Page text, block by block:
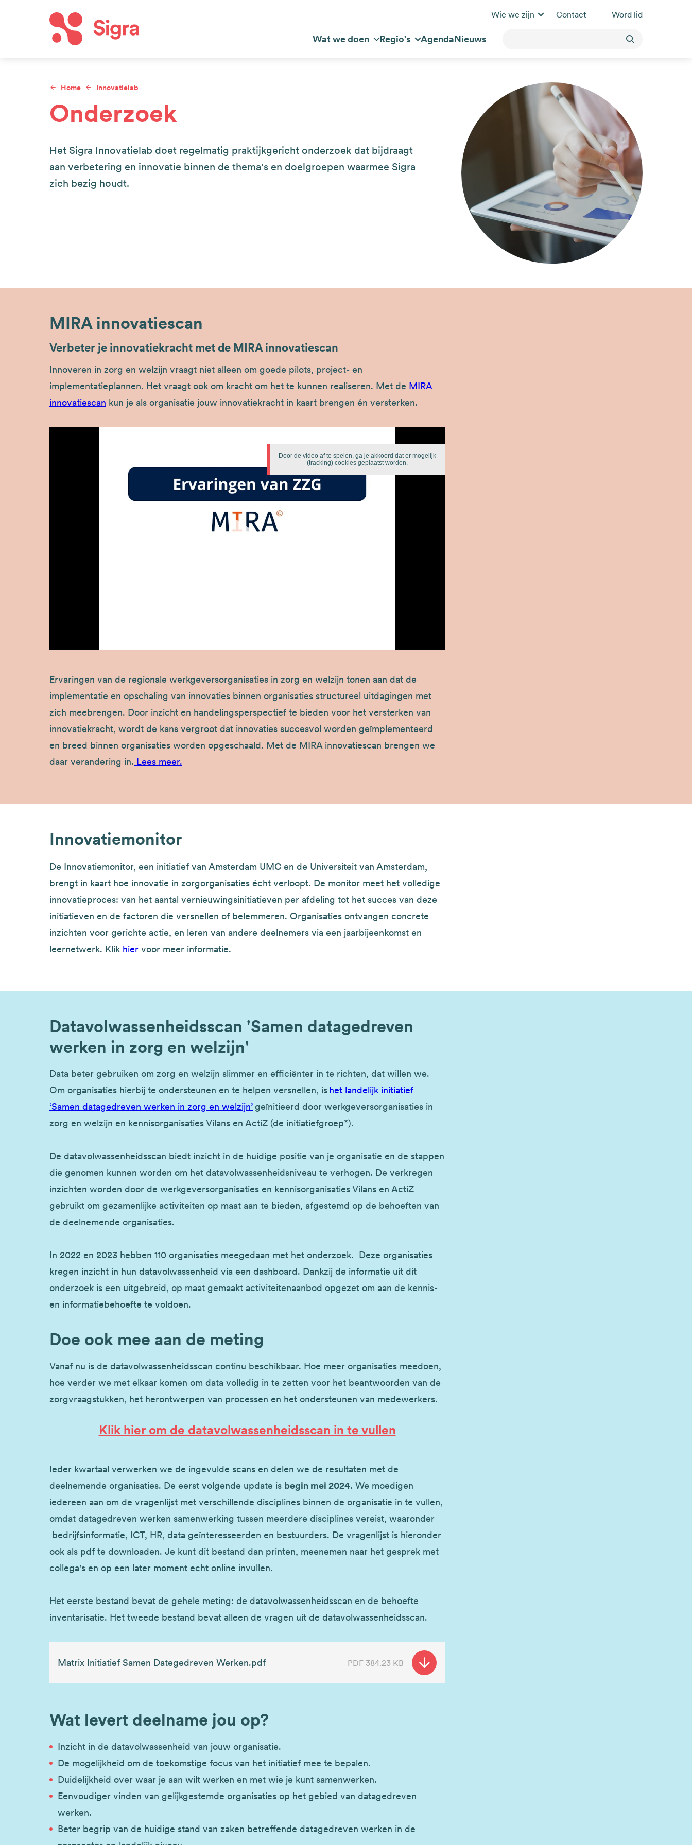
Top
Wie we zijn Contact Word lid
Wat we doen Regio's AgendaNieuws
Kruimelpad
Home Innovatielab
Onderzoek
Het Sigra Innovatielab doet regelmatig praktijkgericht onderzoek dat bijdraagt
aan verbetering en innovatie binnen de thema's en doelgroepen waarmee Sigra
zich bezig houdt.
MIRA innovatiescan
Verbeter je innovatiekracht met de MIRA innovatiescan
Innoveren in zorg en welzijn vraagt niet alleen om goede pilots, project- en
implementatieplannen. Het vraagt ook om kracht om het te kunnen realiseren. Met de MIRA
innovatiescan kun je als organisatie jouw innovatiekracht in kaart brengen én versterken.
Door de video af te spelen, ga je akkoord dat er mogelijk
(tracking) cookies geplaatst worden.
Ervaringen van de regionale werkgeversorganisaties in zorg en welzijn tonen aan dat de
implementatie en opschaling van innovaties binnen organisaties structureel uitdagingen met
zich meebrengen. Door inzicht en handelingsperspectief te bieden voor het versterken van
innovatiekracht, wordt de kans vergroot dat innovaties succesvol worden geïmplementeerd
en breed binnen organisaties worden opgeschaald. Met de MIRA innovatiescan brengen we
daar verandering in. Lees meer.
Innovatiemonitor
De Innovatiemonitor, een initiatief van Amsterdam UMC en de Universiteit van Amsterdam,
brengt in kaart hoe innovatie in zorgorganisaties écht verloopt. De monitor meet het volledige
innovatieproces: van het aantal vernieuwingsinitiatieven per afdeling tot het succes van deze
initiatieven en de factoren die versnellen of belemmeren. Organisaties ontvangen concrete
inzichten voor gerichte actie, en leren van andere deelnemers via een jaarbijeenkomst en
leernetwerk. Klik hier voor meer informatie.
Datavolwassenheidsscan 'Samen datagedreven
werken in zorg en welzijn'
Data beter gebruiken om zorg en welzijn slimmer en efficiënter in te richten, dat willen we.
Om organisaties hierbij te ondersteunen en te helpen versnellen, ishet landelijk initiatief
‘Samen datagedreven werken in zorg en welzijn’geïnitieerd door werkgeversorganisaties in
zorg en welzijn en kennisorganisaties Vilans en ActiZ (de initiatiefgroep*).
De datavolwassenheidsscan biedt inzicht in de huidige positie van je organisatie en de stappen
die genomen kunnen worden om het datavolwassenheidsniveau te verhogen. De verkregen
inzichten worden door de werkgeversorganisaties en kennisorganisaties Vilans en ActiZ
gebruikt om gezamenlijke activiteiten op maat aan te bieden, afgestemd op de behoeften van
de deelnemende organisaties.
In 2022 en 2023 hebben 110 organisaties meegedaan met het onderzoek. Deze organisaties
kregen inzicht in hun datavolwassenheid via een dashboard. Dankzij de informatie uit dit
onderzoek is een uitgebreid, op maat gemaakt activiteitenaanbod opgezet om aan de kennis-
en informatiebehoefte te voldoen.
Doe ook mee aan de meting
Vanaf nu is de datavolwassenheidsscan continu beschikbaar. Hoe meer organisaties meedoen,
hoe verder we met elkaar komen om data volledig in te zetten voor het beantwoorden van de
zorgvraagstukken, het herontwerpen van processen en het ondersteunen van medewerkers.
Klik hier om de datavolwassenheidsscan in te vullen
Ieder kwartaal verwerken we de ingevulde scans en delen we de resultaten met de
deelnemende organisaties. De eerst volgende update is begin mei 2024. We moedigen
iedereen aan om de vragenlijst met verschillende disciplines binnen de organisatie in te vullen,
omdat datagedreven werken samenwerking tussen meerdere disciplines vereist, waaronder
bedrijfsinformatie, ICT, HR, data geïnteresseerden en bestuurders. De vragenlijst is hieronder
ook als pdf te downloaden. Je kunt dit bestand dan printen, meenemen naar het gesprek met
collega's en op een later moment echt online invullen.
Het eerste bestand bevat de gehele meting: de datavolwassenheidsscan en de behoefte
inventarisatie. Het tweede bestand bevat alleen de vragen uit de datavolwassenheidsscan.
Matrix Initiatief Samen Dategedreven Werken.pdf PDF 384.23 KB
Wat levert deelname jou op?
Inzicht in de datavolwassenheid van jouw organisatie.
De mogelijkheid om de toekomstige focus van het initiatief mee te bepalen.
Duidelijkheid over waar je aan wilt werken en met wie je kunt samenwerken.
Eenvoudiger vinden van gelijkgestemde organisaties op het gebied van datagedreven
werken.
Beter begrip van de huidige stand van zaken betreffende datagedreven werken in de